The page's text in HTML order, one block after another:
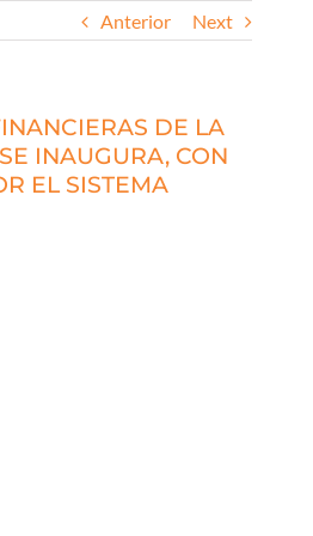
Anterior Next
DE LA
INAUGURA, CON
EL SISTEMA